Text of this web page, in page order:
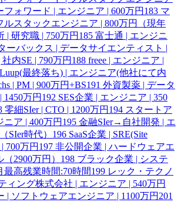
フォワード | エンジニア | 600万円 183 マ
ルスタックエンジニア | 800万円（現年
| 研究職 | 750万円 185 富士通 | エンジニ
ーバックス | データサイエンティスト |
内SE | 790万円 188 freee | エンジニア |
最終落ち) | エンジニア(他社にて内
| PM | 900万円+BS191 外資製薬 | データ
万円 192 SES企業 | エンジニア | 350
零細SIer | CTO | 1200万円 194 スタートア
ア | 400万円 195 金融SIer→自社開発 | エ
SIer時代） 196 SaaS企業 | SRE(Site
700万円 197 非公開企業 | ハードウェアエ
2900万円） 198 ブラック企業 | システ
最高残業時間:70時間199 レック・テクノ
ィング株式会社 | エンジニア | 540万円
| ソフトウェアエンジニア | 1100万円 201